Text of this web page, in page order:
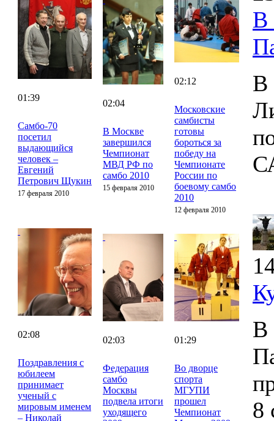
01:39
Cамбо-70
посетил
выдающийся
человек –
Евгений
Петрович Щукин
17 февраля 2010
02:04
В Москве
завершился
Чемпионат
МВД РФ по
самбо 2010
15 февраля 2010
02:12
Московские
самбисты
готовы
бороться за
победу на
Чемпионате
России по
боевому самбо
2010
12 февраля 2010
02:08
Поздравления с
юбилеем
принимает
ученый с
мировым именем
– Николай
02:03
Федерация
самбо
Москвы
подвела итоги
уходящего
01:29
Во дворце
спорта
МГУПИ
прошел
Чемпионат
В
В
В
8